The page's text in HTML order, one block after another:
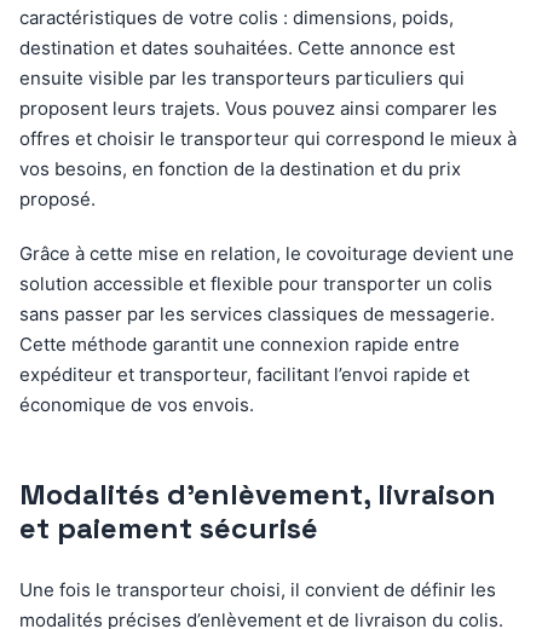
caractéristiques de votre colis : dimensions, poids,
destination et dates souhaitées. Cette annonce est
ensuite visible par les transporteurs particuliers qui
proposent leurs trajets. Vous pouvez ainsi comparer les
offres et choisir le transporteur qui correspond le mieux à
vos besoins, en fonction de la destination et du prix
proposé.
Grâce à cette mise en relation, le covoiturage devient une
solution accessible et flexible pour transporter un colis
sans passer par les services classiques de messagerie.
Cette méthode garantit une connexion rapide entre
expéditeur et transporteur, facilitant l’envoi rapide et
économique de vos envois.
Modalités d’enlèvement, livraison
et paiement sécurisé
Une fois le transporteur choisi, il convient de définir les
modalités précises d’enlèvement et de livraison du colis.